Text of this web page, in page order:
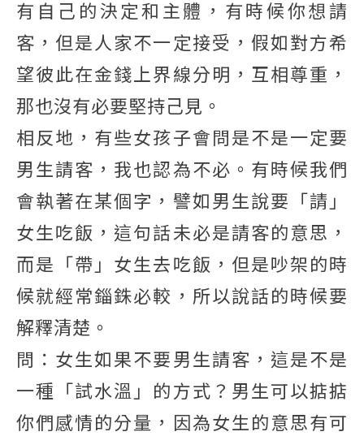
有自己的決定和主體，有時候你想請
客，但是人家不一定接受，假如對方希
望彼此在金錢上界線分明，互相尊重，
那也沒有必要堅持己見。
相反地，有些女孩子會問是不是一定要
男生請客，我也認為不必。有時候我們
會執著在某個字，譬如男生說要「請」
女生吃飯，這句話未必是請客的意思，
而是「帶」女生去吃飯，但是吵架的時
候就經常錙銖必較，所以說話的時候要
解釋清楚。
問：女生如果不要男生請客，這是不是
一種「試水溫」的方式？男生可以掂掂
你們感情的分量，因為女生的意思有可